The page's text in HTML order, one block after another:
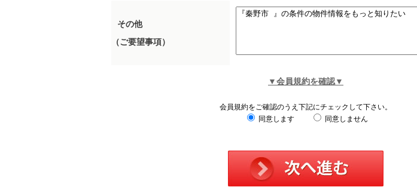
その他
（ご要望事項）
▼会員規約を確認▼
会員規約をご確認のうえ下記にチェックして下さい。
同意します
同意しません